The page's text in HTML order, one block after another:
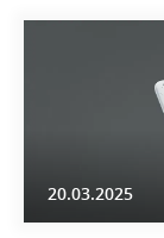
20.03.2025